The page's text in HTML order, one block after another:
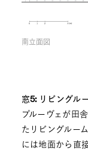
南立面図
窓5: リビングル
プルーヴェが田
たリビングルー
には地面から直